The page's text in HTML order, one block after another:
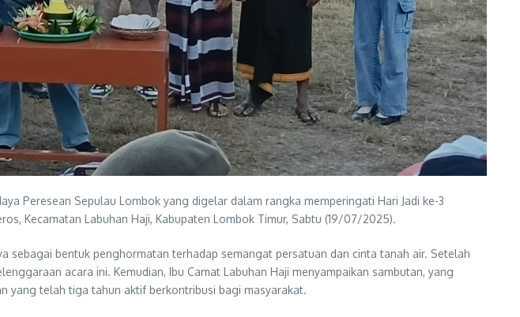
Peresean Sepulau Lombok yang digelar dalam rangka memperingati Hari Jadi ke-3
Kecamatan Labuhan Haji, Kabupaten Lombok Timur, Sabtu (19/07/2025).
sebagai bentuk penghormatan terhadap semangat persatuan dan cinta tanah air. Setelah
acara ini. Kemudian, Ibu Camat Labuhan Haji menyampaikan sambutan, yang
yang telah tiga tahun aktif berkontribusi bagi masyarakat.